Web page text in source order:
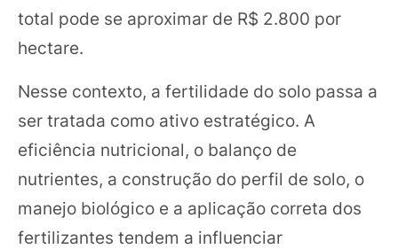
total pode se aproximar de R$ 2.800 por
hectare.
Nesse contexto, a fertilidade do solo passa a
ser tratada como ativo estratégico. A
eficiência nutricional, o balanço de
nutrientes, a construção do perfil de solo, o
manejo biológico e a aplicação correta dos
fertilizantes tendem a influenciar